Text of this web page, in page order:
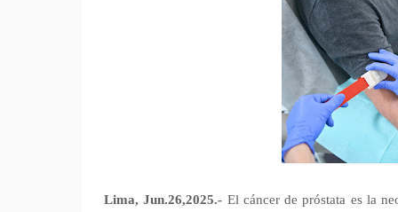
Lima, Jun.26,2025.- El cáncer de próstata es la